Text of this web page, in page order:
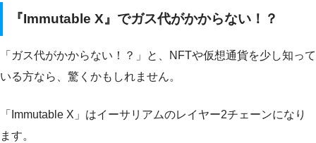
『Immutable X』でガス代がかからない！？
「ガス代がかからない！？」と、NFTや仮想通貨を少し知って
いる方なら、驚くかもしれません。
「Immutable X」はイーサリアムのレイヤー2チェーンになり
ます。